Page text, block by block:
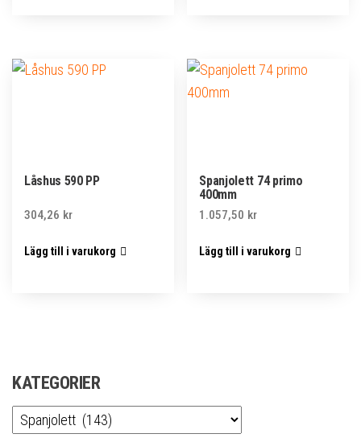
Låshus 590 PP
304,26 kr
Lägg till i varukorg
Spanjolett 74 primo
400mm
1.057,50 kr
Lägg till i varukorg
KATEGORIER